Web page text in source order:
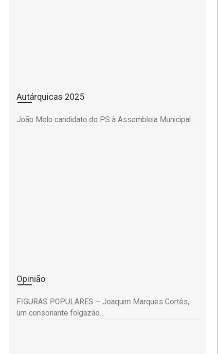
Autárquicas 2025
João Melo candidato do PS à Assembleia Municipal
Opinião
FIGURAS POPULARES – Joaquim Marques Cortês,
um consonante folgazão…